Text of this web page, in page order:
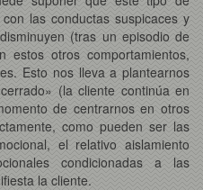
las conductas suspicaces y
(tras un episodio de
estos otros comportamientos,
Esto nos lleva a plantearnos
(la cliente continúa en
de centrarnos en otros
como pueden ser las
el relativo aislamiento
condicionadas a las
la cliente.